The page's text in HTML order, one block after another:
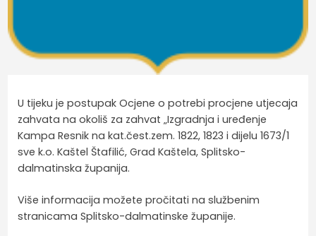
U tijeku je postupak Ocjene o potrebi procjene utjecaja
zahvata na okoliš za zahvat „Izgradnja i uređenje
Kampa Resnik na kat.čest.zem. 1822, 1823 i dijelu 1673/1
sve k.o. Kaštel Štafilić, Grad Kaštela, Splitsko-
dalmatinska županija.
Više informacija možete pročitati na službenim
stranicama Splitsko-dalmatinske županije.